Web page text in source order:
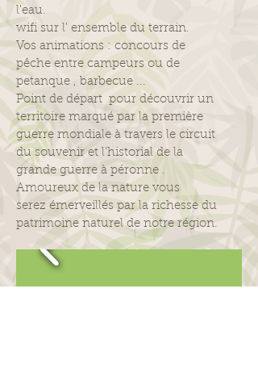
l'eau.
wifi sur l' ensemble du terrain.
Vos animations : concours de
pêche entre campeurs ou de
petanque , barbecue ...
Point de départ pour découvrir un
territoire marqué par la première
guerre mondiale à travers le circuit
du souvenir et l'historial de la
grande guerre à péronne .
Amoureux de la nature vous
serez émerveillés par la richesse du
patrimoine naturel de notre région.